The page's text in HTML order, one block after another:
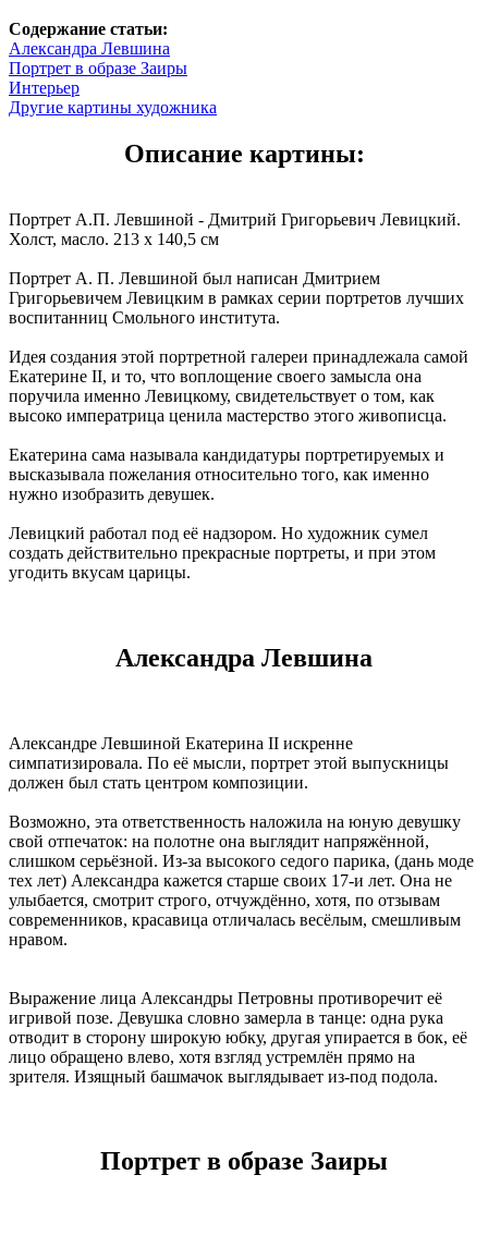
Содержание статьи:
Александра Левшина
Портрет в образе Заиры
Интерьер
Другие картины художника
Описание картины:
Портрет А.П. Левшиной - Дмитрий Григорьевич Левицкий.
Холст, масло. 213 х 140,5 см
Портрет А. П. Левшиной был написан Дмитрием
Григорьевичем Левицким в рамках серии портретов лучших
воспитанниц Смольного института.
Идея создания этой портретной галереи принадлежала самой
Екатерине II, и то, что воплощение своего замысла она
поручила именно Левицкому, свидетельствует о том, как
высоко императрица ценила мастерство этого живописца.
Екатерина сама называла кандидатуры портретируемых и
высказывала пожелания относительно того, как именно
нужно изобразить девушек.
Левицкий работал под её надзором. Но художник сумел
создать действительно прекрасные портреты, и при этом
угодить вкусам царицы.
Александра Левшина
Александре Левшиной Екатерина II искренне
симпатизировала. По её мысли, портрет этой выпускницы
должен был стать центром композиции.
Возможно, эта ответственность наложила на юную девушку
свой отпечаток: на полотне она выглядит напряжённой,
слишком серьёзной. Из-за высокого седого парика, (дань моде
тех лет) Александра кажется старше своих 17-и лет. Она не
улыбается, смотрит строго, отчуждённо, хотя, по отзывам
современников, красавица отличалась весёлым, смешливым
нравом.
Выражение лица Александры Петровны противоречит её
игривой позе. Девушка словно замерла в танце: одна рука
отводит в сторону широкую юбку, другая упирается в бок, её
лицо обращено влево, хотя взгляд устремлён прямо на
зрителя. Изящный башмачок выглядывает из-под подола.
Портрет в образе Заиры